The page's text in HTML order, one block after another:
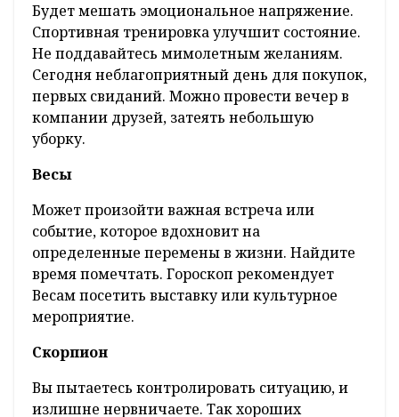
Будет мешать эмоциональное напряжение.
Спортивная тренировка улучшит состояние.
Не поддавайтесь мимолетным желаниям.
Сегодня неблагоприятный день для покупок,
первых свиданий. Можно провести вечер в
компании друзей, затеять небольшую
уборку.
Весы
Может произойти важная встреча или
событие, которое вдохновит на
определенные перемены в жизни. Найдите
время помечтать. Гороскоп рекомендует
Весам посетить выставку или культурное
мероприятие.
Скорпион
Вы пытаетесь контролировать ситуацию, и
излишне нервничаете. Так хороших